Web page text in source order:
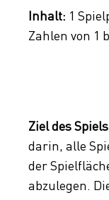
Inhalt: 1
Zahlen von 1
Ziel des
darin, alle
der
abzulegen.